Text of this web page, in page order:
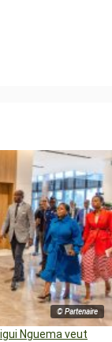
© Partenaire
Nguema veut